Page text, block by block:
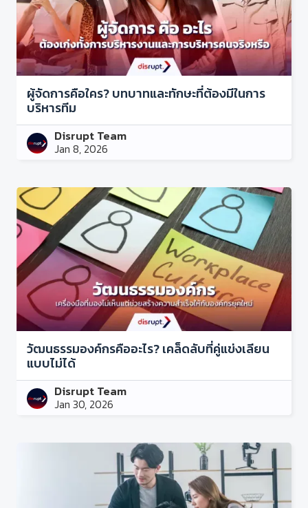
ผู้จัดการคือใคร? บทบาทและทักษะที่ต้องมีในการ
บริหารทีม
Disrupt Team
Jan 8, 2026
วัฒนธรรมองค์กรคืออะไร? เคล็ดลับที่คู่แข่งเลียน
แบบไม่ได้
Disrupt Team
Jan 30, 2026